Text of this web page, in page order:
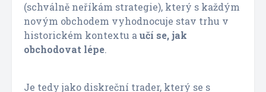
(schválně neříkám strategie), který s každým
novým obchodem vyhodnocuje stav trhu v
historickém kontextu aučí se, jak
obchodovat lépe.
Je tedy jako diskreční trader, který se s